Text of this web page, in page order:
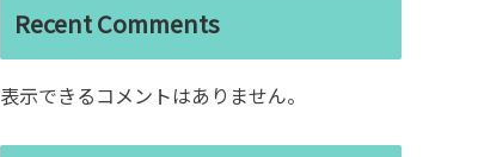
Recent Comments
表示できるコメントはありません。